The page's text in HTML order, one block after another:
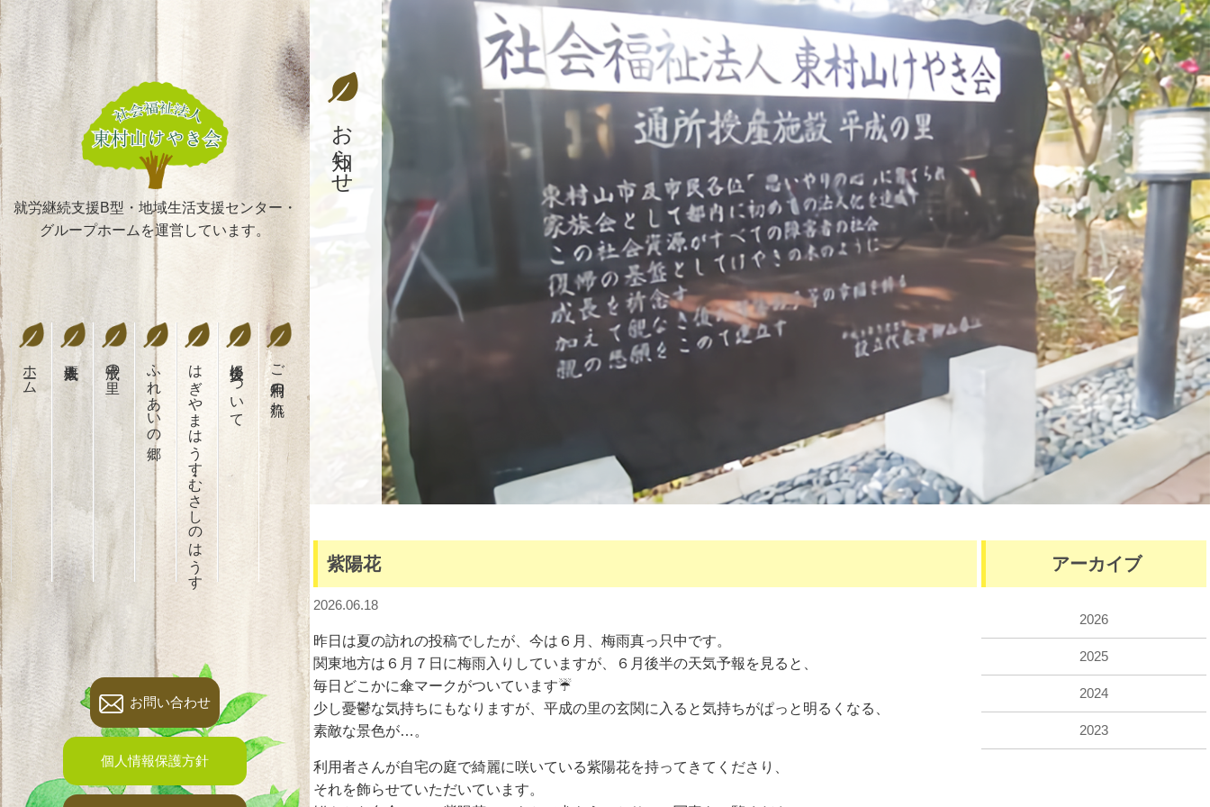
就労継続支援B型・地域生活支援センター・
グループホームを運営しています。
ご利用の流れ
後援会について
はぎやまはうす・むさしのはうす
ふれあいの郷
平成の里
ホーム
お問い合わせ
個人情報保護方針
お知らせ
紫陽花
2026.06.18
昨日は夏の訪れの投稿でしたが、今は６月、梅雨真っ只中です。
関東地方は６月７日に梅雨入りしていますが、６月後半の天気予報を見ると、
毎日どこかに傘マークがついています☔
少し憂鬱な気持ちにもなりますが、平成の里の玄関に入ると気持ちがぱっと明るくなる、
素敵な景色が…。
利用者さんが自宅の庭で綺麗に咲いている紫陽花を持ってきてくださり、
それを飾らせていただいています。
アーカイブ
2026
2025
2024
2023